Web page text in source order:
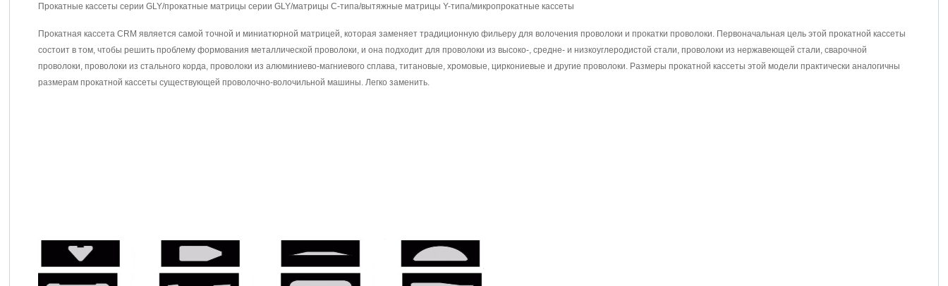
Прокатные кассеты серии GLY/прокатные матрицы серии GLY/матрицы C-типа/вытяжные матрицы Y-типа/микропрокатные кассеты
Прокатная кассета CRM является самой точной и миниатюрной матрицей, которая заменяет традиционную фильеру для волочения проволоки и прокатки проволоки. Первоначальная цель этой прокатной кассеты
состоит в том, чтобы решить проблему формования металлической проволоки, и она подходит для проволоки из высоко-, средне- и низкоуглеродистой стали, проволоки из нержавеющей стали, сварочной
проволоки, проволоки из стального корда, проволоки из алюминиево-магниевого сплава, титановые, хромовые, циркониевые и другие проволоки. Размеры прокатной кассеты этой модели практически аналогичны
размерам прокатной кассеты существующей проволочно-волочильной машины. Легко заменить.